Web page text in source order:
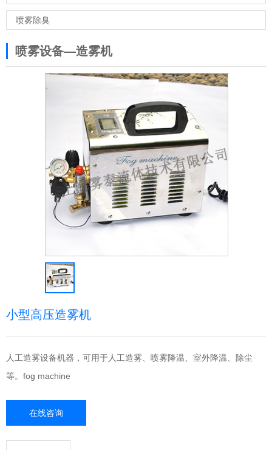
喷雾除臭
喷雾设备—造雾机
小型高压造雾机
人工造雾设备机器，可用于人工造雾、喷雾降温、室外降温、除尘
等。fog machine
在线咨询